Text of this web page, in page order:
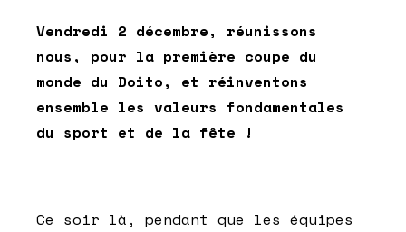
Vendredi 2 décembre, réunissons
nous, pour la première coupe du
monde du Doito, et réinventons
ensemble les valeurs fondamentales
du sport et de la fête !
Ce soir là, pendant que les équipes